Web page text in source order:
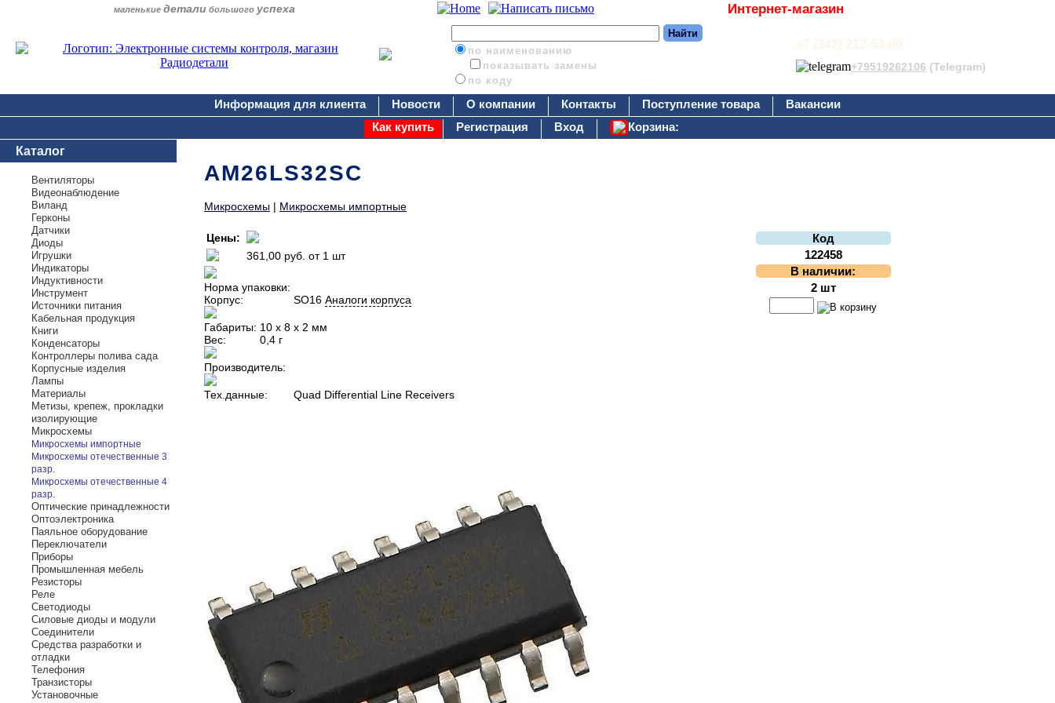
маленькие детали большого успеха Интернет-магазин
по наименованию
показывать замены
по коду
+7 (342) 212-54-00
+79519262106 (Telegram)
Информация для клиента Новости О компании Контакты Поступление товара
Вакансии
Как купить
Регистрация Вход
Корзина:
Каталог
Вентиляторы
Видеонаблюдение
Виланд
Герконы
Датчики
Диоды
Игрушки
Индикаторы
Индуктивности
Инструмент
Источники питания
Кабельная продукция
Книги
Конденсаторы
Контроллеры полива сада
Корпусные изделия
Лампы
Материалы
Метизы, крепеж, прокладки
изолирующие
Микросхемы
Микросхемы импортные
Микросхемы отечественные 3
разр.
Микросхемы отечественные 4
разр.
Оптические принадлежности
Оптоэлектроника
Паяльное оборудование
Переключатели
Приборы
Промышленная мебель
Резисторы
Реле
Светодиоды
Силовые диоды и модули
Соединители
Средства разработки и
отладки
Телефония
Транзисторы
Установочные
AM26LS32SC
Микросхемы | Микросхемы импортные
Цены:
361,00 руб. от 1 шт
Норма упаковки:
Корпус:
SO16 Аналоги корпуса
Габариты: 10 х 8 х 2 мм
Вес:
0,4 г
Производитель:
Тех.данные: Quad Differential Line Receivers
Код
122458
В наличии:
2 шт